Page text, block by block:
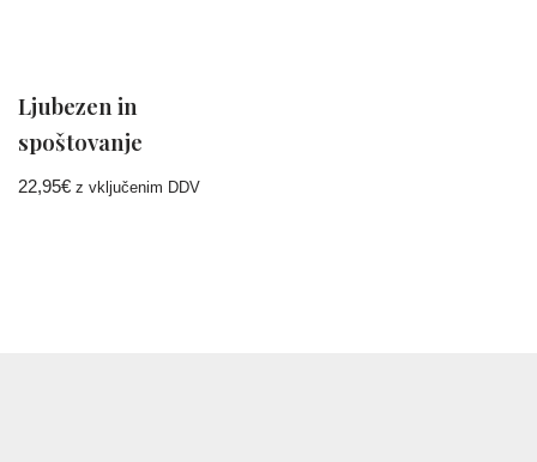
Ljubezen in
spoštovanje
22,95€ z vključenim DDV